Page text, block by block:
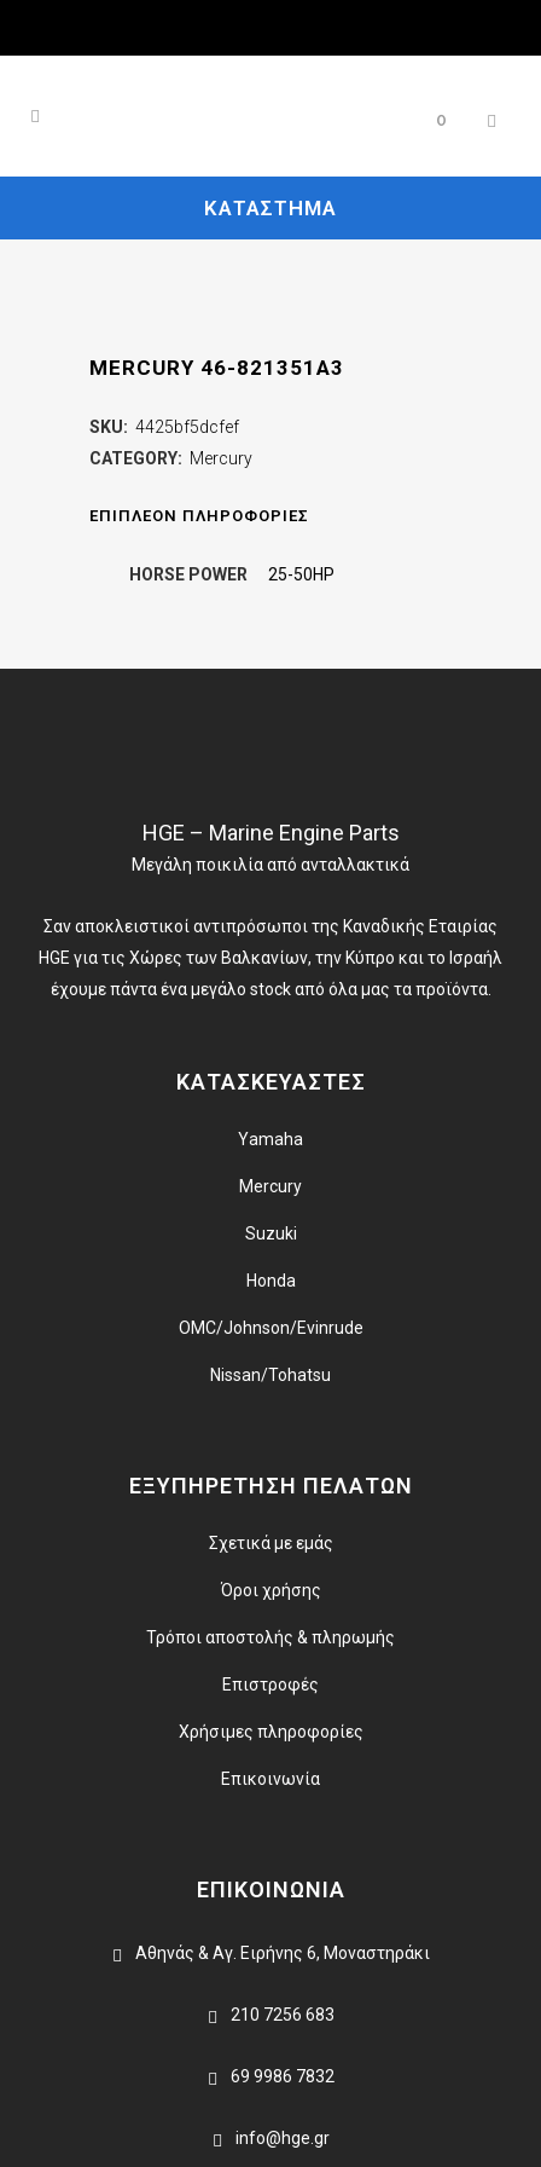
0
ΚΑΤΆΣΤΗΜΑ
MERCURY 46-821351A3
SKU: 4425bf5dcfef
CATEGORY: Mercury
ΕΠΙΠΛΈΟΝ ΠΛΗΡΟΦΟΡΊΕΣ
HORSE POWER 25-50HP
HGE – Marine Engine Parts
Μεγάλη ποικιλία από ανταλλακτικά
Σαν αποκλειστικοί αντιπρόσωποι της Καναδικής Εταιρίας
HGE για τις Χώρες των Βαλκανίων, την Κύπρο και το Ισραήλ
έχουμε πάντα ένα μεγάλο stock από όλα μας τα προϊόντα.
ΚΑΤΑΣΚΕΥΑΣΤΕΣ
Yamaha
Mercury
Suzuki
Honda
OMC/Johnson/Evinrude
Nissan/Tohatsu
ΕΞΥΠΗΡΕΤΗΣΗ ΠΕΛΑΤΩΝ
Σχετικά με εμάς
Όροι χρήσης
Τρόποι αποστολής & πληρωμής
Επιστροφές
Χρήσιμες πληροφορίες
Επικοινωνία
ΕΠΙΚΟΙΝΩΝΙΑ
Αθηνάς & Αγ. Ειρήνης 6, Μοναστηράκι
210 7256 683
69 9986 7832
info@hge.gr